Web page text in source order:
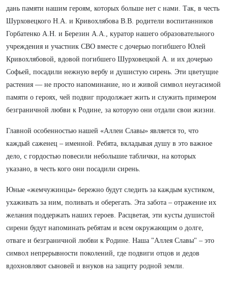
дань памяти нашим героям, которых больше нет с нами. Так, в честь
Шурховецкого Н.А. и Кривохлябова В.В. родители воспитанников
Горбатенко А.Н. и Березин А.А., куратор нашего образовательного
учреждения и участник СВО вместе с дочерью погибшего Юлей
Кривохлябовой, вдовой погибшего Шурховецкой А. и их дочерью
Софьей, посадили нежную вербу и душистую сирень. Эти цветущие
растения — не просто напоминание, но и живой символ неугасимой
памяти о героях, чей подвиг продолжает жить и служить примером
безграничной любви к Родине, за которую они отдали свои жизни.
Главной особенностью нашей «Аллеи Славы» является то, что
каждый саженец – именной. Ребята, вкладывая душу в это важное
дело, с гордостью повесили небольшие таблички, на которых
указано, в честь кого они посадили сирень.
Юные «жемчужинцы» бережно будут следить за каждым кустиком,
ухаживать за ним, поливать и оберегать. Эта забота – отражение их
желания поддержать наших героев. Расцветая, эти кусты душистой
сирени будут напоминать ребятам и всем окружающим о долге,
отваге и безграничной любви к Родине. Наша "Аллея Славы" – это
символ непрерывности поколений, где подвиги отцов и дедов
вдохновляют сыновей и внуков на защиту родной земли.